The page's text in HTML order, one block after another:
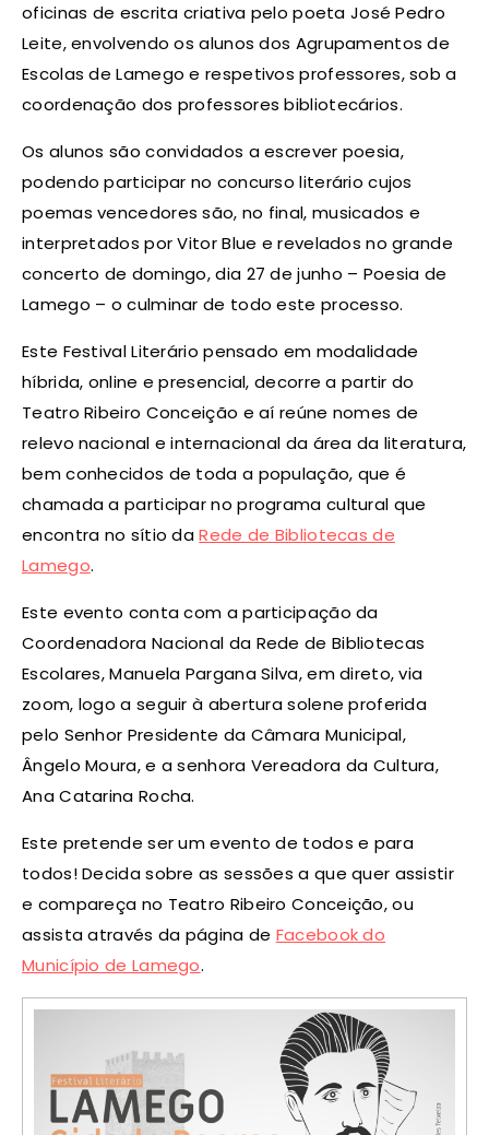
oficinas de escrita criativa pelo poeta José Pedro
Leite, envolvendo os alunos dos Agrupamentos de
Escolas de Lamego e respetivos professores, sob a
coordenação dos professores bibliotecários.
Os alunos são convidados a escrever poesia,
podendo participar no concurso literário cujos
poemas vencedores são, no final, musicados e
interpretados por Vitor Blue e revelados no grande
concerto de domingo, dia 27 de junho – Poesia de
Lamego – o culminar de todo este processo.
Este Festival Literário pensado em modalidade
híbrida, online e presencial, decorre a partir do
Teatro Ribeiro Conceição e aí reúne nomes de
relevo nacional e internacional da área da literatura,
bem conhecidos de toda a população, que é
chamada a participar no programa cultural que
encontra no sítio daRede de Bibliotecas de
Lamego.
Este evento conta com a participação da
Coordenadora Nacional da Rede de Bibliotecas
Escolares, Manuela Pargana Silva, em direto, via
zoom, logo a seguir à abertura solene proferida
pelo Senhor Presidente da Câmara Municipal,
Ângelo Moura, e a senhora Vereadora da Cultura,
Ana Catarina Rocha.
Este pretende ser um evento de todos e para
todos! Decida sobre as sessões a que quer assistir
e compareça no Teatro Ribeiro Conceição, ou
assista através da página de Facebook do
Município de Lamego.